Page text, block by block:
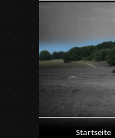
Startseite